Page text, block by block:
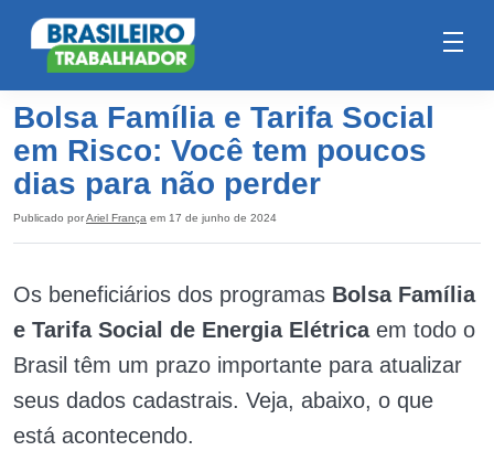
Bolsa Família e Tarifa Social
em Risco: Você tem poucos
dias para não perder
Publicado porAriel França em 17 de junho de 2024
Os beneficiários dos programas Bolsa Família
e Tarifa Social de Energia Elétricaem todo o
Brasil têm um prazo importante para atualizar
seus dados cadastrais. Veja, abaixo, o que
está acontecendo.